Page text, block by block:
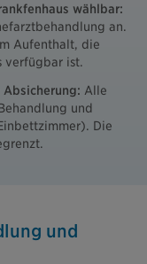
wählbar:
an.
Aufenthalt, die
verfügbar ist.
Alle
und
Die
und